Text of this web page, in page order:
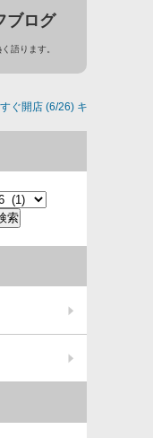
ブログ
語ります。
ぐ開店 (6/26) キ